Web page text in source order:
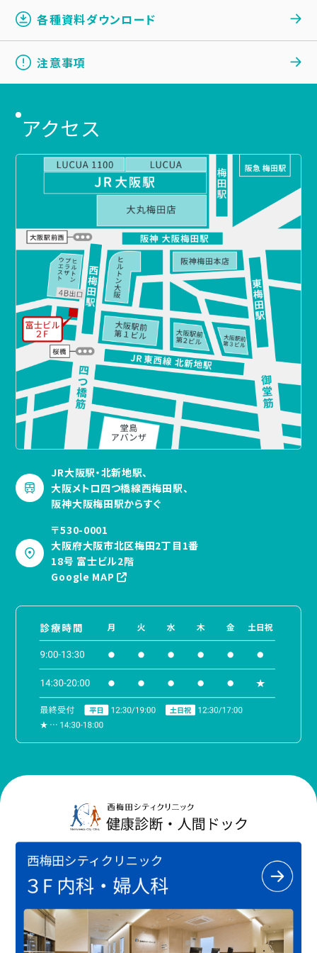
各種資料ダウンロード
注意事項
アクセス
JR大阪駅・北新地駅、
大阪メトロ四つ橋線西梅田駅、
阪神大阪梅田駅からすぐ
〒530-0001
大阪府大阪市北区梅田2丁目1番
18号 富士ビル2階
Google MAP